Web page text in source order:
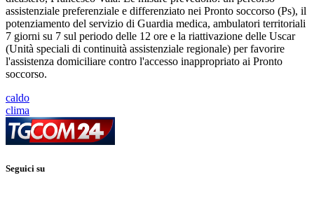
assistenziale preferenziale e differenziato nei Pronto soccorso (Ps), il
potenziamento del servizio di Guardia medica, ambulatori territoriali
7 giorni su 7 sul periodo delle 12 ore e la riattivazione delle Uscar
(Unità speciali di continuità assistenziale regionale) per favorire
l'assistenza domiciliare contro l'accesso inappropriato ai Pronto
soccorso.
caldo
clima
Seguici su